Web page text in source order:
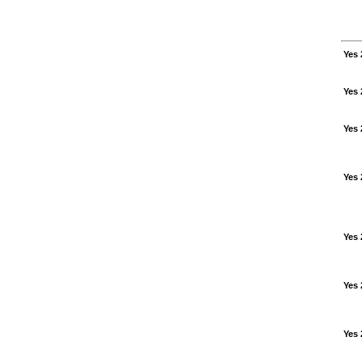
Yes
Yes
Yes
Yes
Yes
Yes
Yes